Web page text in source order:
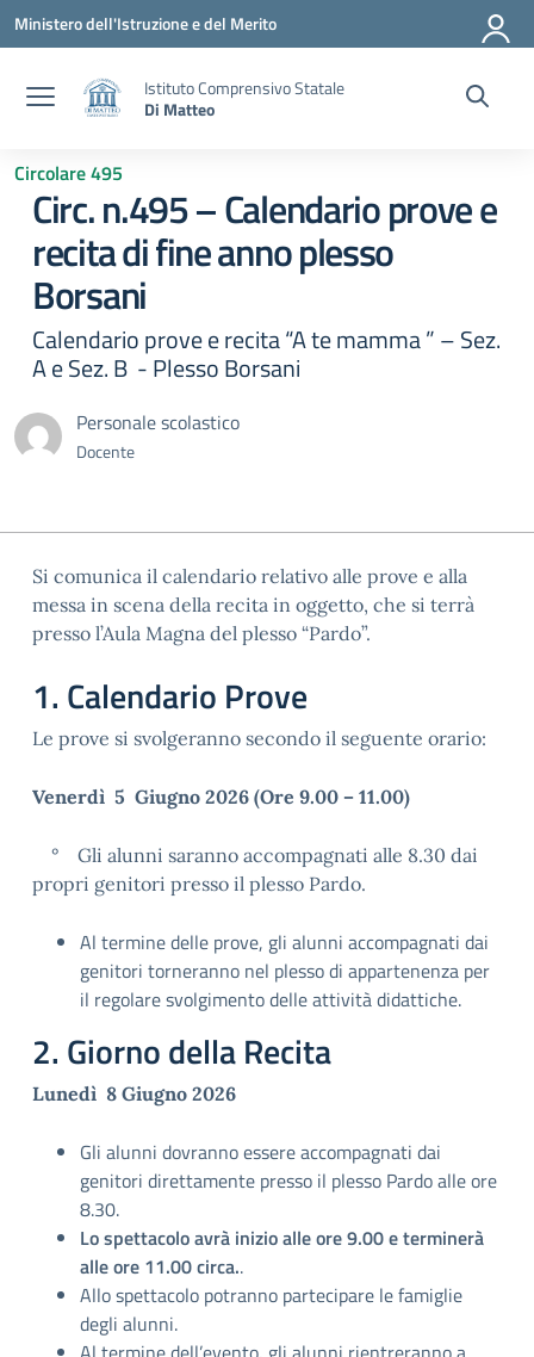
Vai ai contenuti
Vai al menu di navigazione
Vai al footer
Ministero dell'Istruzione e del Merito
Istituto Comprensivo Statale
Di Matteo
Circolare 495
Circ. n.495 – Calendario prove e
recita di fine anno plesso
Borsani
Calendario prove e recita “A te mamma ” – Sez.
A e Sez. B - Plesso Borsani
Personale scolastico
Docente
Si comunica il calendario relativo alle prove e alla
messa in scena della recita in oggetto, che si terrà
presso l’Aula Magna del plesso “Pardo”.
1. Calendario Prove
Le prove si svolgeranno secondo il seguente orario:
Venerdì 5 Giugno 2026 (Ore 9.00 – 11.00)
° Gli alunni saranno accompagnati alle 8.30 dai
propri genitori presso il plesso Pardo.
Al termine delle prove, gli alunni accompagnati dai
genitori torneranno nel plesso di appartenenza per
il regolare svolgimento delle attività didattiche.
2. Giorno della Recita
Lunedì 8 Giugno 2026
Gli alunni dovranno essere accompagnati dai
genitori direttamente presso il plesso Pardo alle ore
8.30.
Lo spettacolo avrà inizio alle ore 9.00 e terminerà
alle ore 11.00 circa..
Allo spettacolo potranno partecipare le famiglie
degli alunni.